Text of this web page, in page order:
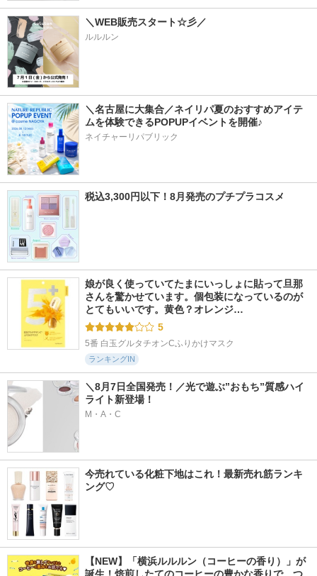
＼WEB販売スタート☆彡／
ルルルン
＼名古屋に大集合／ネイリパ夏のおすすめアイテ
ムを体験できるPOPUPイベントを開催♪
ネイチャーリパブリック
税込3,300円以下！8月発売のプチプラコスメ
娘が良く使っていてたまにいっしょに貼って旦那
さんを驚かせています。個包装になっているのが
とてもいいです。黄色？オレンジ…
5
5番 白玉グルタチオンCふりかけマスク
ランキングIN
＼8月7日全国発売！／光で遊ぶ”おもち”質感ハイ
ライト新登場！
M・A・C
今売れている化粧下地はこれ！最新売れ筋ランキ
ング♡
【NEW】「横浜ルルルン（コーヒーの香り）」が